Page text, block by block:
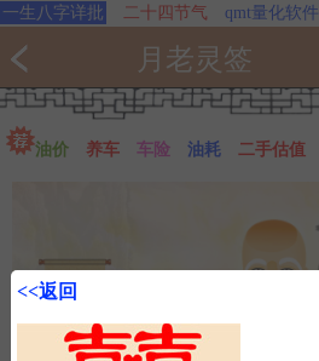
一生八字详批 二十四节气 qmt量化软件
月老灵签
油价 养车 车险 油耗 二手估值
<<返回